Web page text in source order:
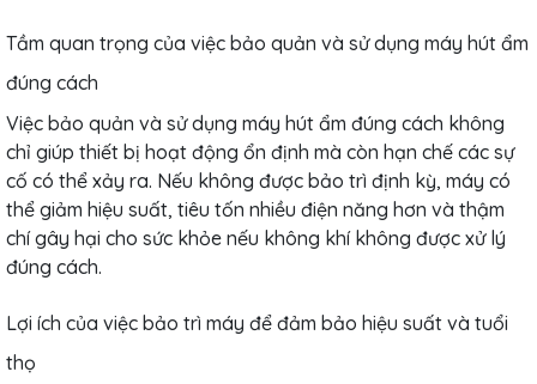
Tầm quan trọng của việc bảo quản và sử dụng máy hút ẩm
đúng cách
Việc bảo quản và sử dụng máy hút ẩm đúng cách không
chỉ giúp thiết bị hoạt động ổn định mà còn hạn chế các sự
cố có thể xảy ra. Nếu không được bảo trì định kỳ, máy có
thể giảm hiệu suất, tiêu tốn nhiều điện năng hơn và thậm
chí gây hại cho sức khỏe nếu không khí không được xử lý
đúng cách.
Lợi ích của việc bảo trì máy để đảm bảo hiệu suất và tuổi
thọ